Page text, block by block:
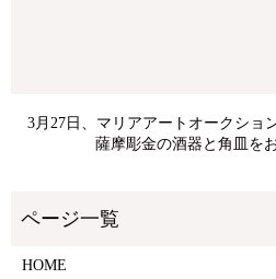
3月27日、マリアアートオークショ
薩摩彫金の酒器と角皿を
HOME